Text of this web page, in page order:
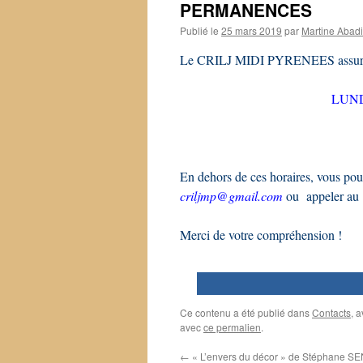
PERMANENCES
Publié le 25 mars 2019 par Martine
Le CRILJ MIDI PYRENEES
En dehors de ces horaires, vous
criljmp@gmail.com ou appeler au
Merci de votre compréhension !
Ce contenu a été publié dansContacts,
avecce permalien.
← « L’envers du décor » de Stéphane